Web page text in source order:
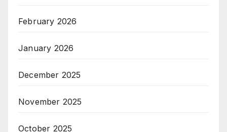
February 2026
January 2026
December 2025
November 2025
October 2025